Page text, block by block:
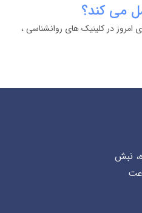
می کند؟
امروز در کلینیک های روانشناسی ،
نبش
- ساعت